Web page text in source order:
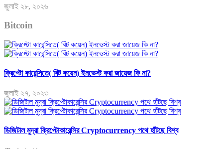
জুলাই ২৮, ২০২৬
Bitcoin
ক্রিপ্টো কারেন্সিতে( বিট কয়েন) ইনভেস্ট করা জায়েজ কি না?
জুলাই ২৭, ২০২৩
ডিজিটাল মুদ্রা ক্রিপ্টোকারেন্সির Cryptocurrency পথে হাঁটছে বিশ্ব